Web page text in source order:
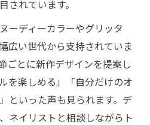
されています。
ーディーカラーやグリッタ
広い世代から支持されていま
ごとに新作デザインを提案し
を楽しめる」「自分だけのオ
といった声も見られます。デ
ネイリストと相談しながらト